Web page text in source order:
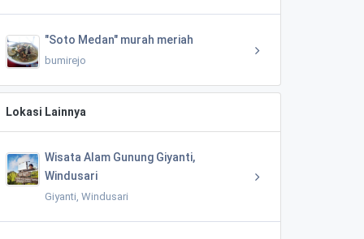
"Soto Medan" murah meriah
bumirejo
Lokasi Lainnya
Wisata Alam Gunung Giyanti,
Windusari
Giyanti, Windusari